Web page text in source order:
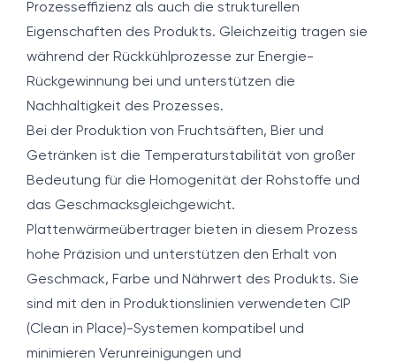
Prozesseffizienz als auch die strukturellen
Eigenschaften des Produkts. Gleichzeitig tragen sie
während der Rückkühlprozesse zur Energie-
Rückgewinnung bei und unterstützen die
Nachhaltigkeit des Prozesses.
Bei der Produktion von Fruchtsäften, Bier und
Getränken ist die Temperaturstabilität von großer
Bedeutung für die Homogenität der Rohstoffe und
das Geschmacksgleichgewicht.
Plattenwärmeübertrager bieten in diesem Prozess
hohe Präzision und unterstützen den Erhalt von
Geschmack, Farbe und Nährwert des Produkts. Sie
sind mit den in Produktionslinien verwendeten CIP
(Clean in Place)-Systemen kompatibel und
minimieren Verunreinigungen und